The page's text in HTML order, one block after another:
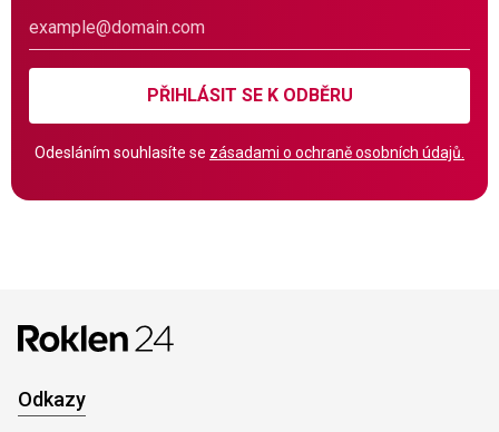
PŘIHLÁSIT SE K ODBĚRU
Odesláním souhlasíte se zásadami o ochraně osobních údajů.
Odkazy